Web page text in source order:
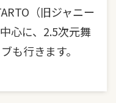
（旧ジャニー
心に、2.5次元舞
も行きます。